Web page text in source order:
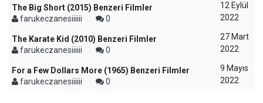
The Big Short (2015) Benzeri Filmler
farukeczanesiiiiii
0
12 Eylül
2022
The Karate Kid (2010) Benzeri Filmler
farukeczanesiiiiii
0
27 Mart
2022
For a Few Dollars More (1965) Benzeri Filmler
farukeczanesiiiiii
0
9 Mayıs
2022